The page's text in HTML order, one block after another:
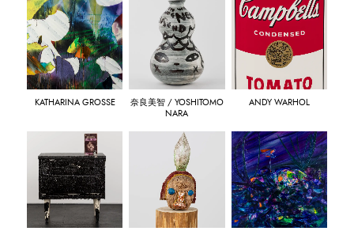
KATHARINA GROSSE
奈良美智 / YOSHITOMO
NARA
ANDY WARHOL